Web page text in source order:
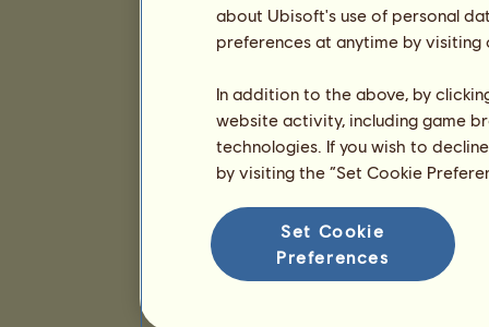
about Ubisoft's use of personal
preferences at anytime by
In addition to the above, by
website activity, including game
technologies. If you wish to
by visiting the “Set Cookie
Set Cookie
Preferences